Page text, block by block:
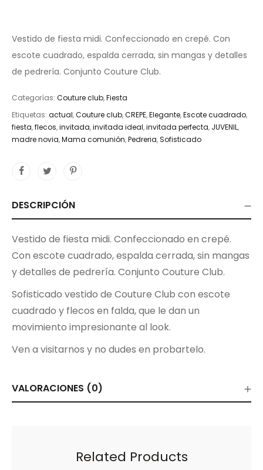
Vestido de fiesta midi. Confeccionado en crepé. Con
escote cuadrado, espalda cerrada, sin mangas y detalles
de pedrería. Conjunto Couture Club.
Categorías: Couture club,Fiesta
Etiquetas: actual,Couture club,CREPE,Elegante,Escote cuadrado,
fiesta,flecos,invitada,invitada ideal,invitada perfecta, JUVENIL,
madre novia,Mama comunión,Pedreria,Sofisticado
DESCRIPCIÓN
Vestido de fiesta midi. Confeccionado en crepé.
Con escote cuadrado, espalda cerrada, sin mangas
y detalles de pedrería. Conjunto Couture Club.
Sofisticado vestido de Couture Club con escote
cuadrado y flecos en falda, que le dan un
movimiento impresionante al look.
Ven a visitarnos y no dudes en probartelo.
VALORACIONES (0)
Related Products